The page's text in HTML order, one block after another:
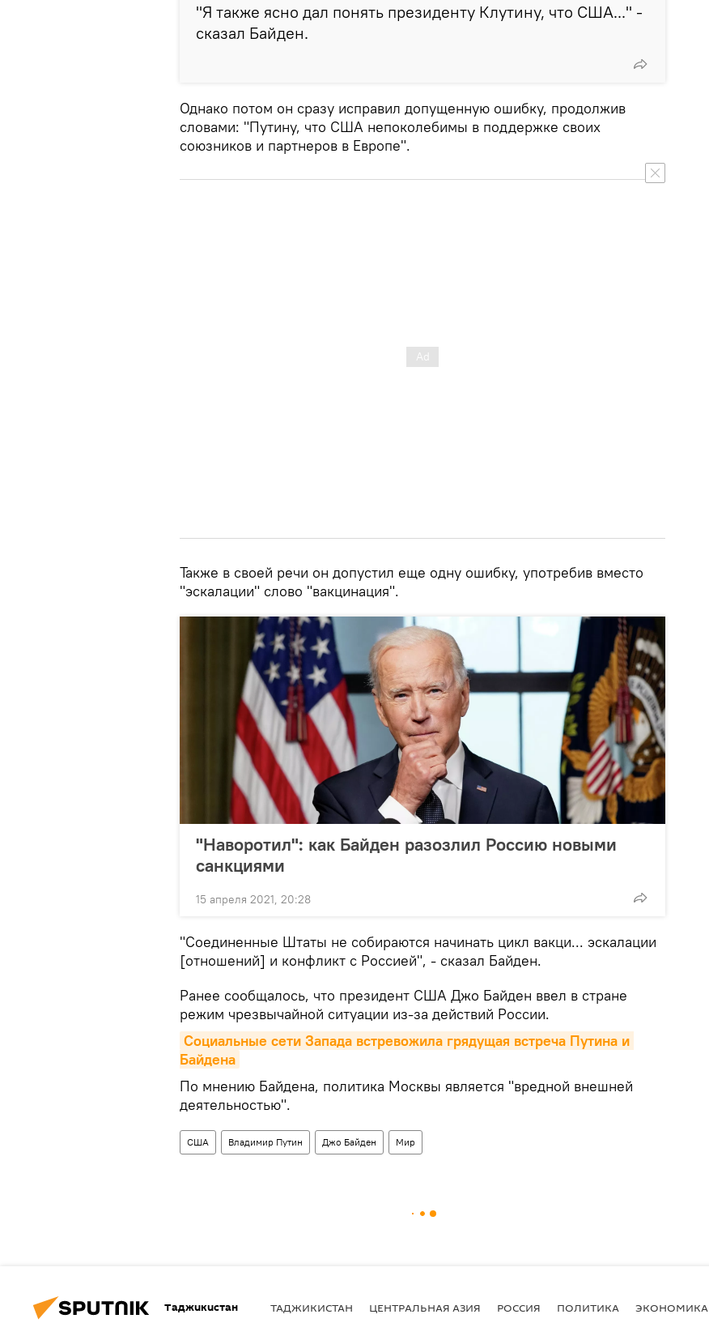
"Я также ясно дал понять президенту Клутину, что США..." -
сказал Байден.
Однако потом он сразу исправил допущенную ошибку, продолжив
словами: "Путину, что США непоколебимы в поддержке своих
союзников и партнеров в Европе".
Также в своей речи он допустил еще одну ошибку, употребив вместо
"эскалации" слово "вакцинация".
"Наворотил": как Байден разозлил Россию новыми
санкциями
15 апреля 2021, 20:28
"Соединенные Штаты не собираются начинать цикл вакци... эскалации
[отношений] и конфликт с Россией", - сказал Байден.
Ранее сообщалось, что президент США Джо Байден ввел в стране
режим чрезвычайной ситуации из-за действий России.
Социальные сети Запада встревожила грядущая встреча Путина и
Байдена
По мнению Байдена, политика Москвы является "вредной внешней
деятельностью".
США Владимир Путин Джо Байден Мир
Таджикистан ТАДЖИКИСТАН ЦЕНТРАЛЬНАЯ АЗИЯ РОССИЯ ПОЛИТИКА ЭКОНОМИКА